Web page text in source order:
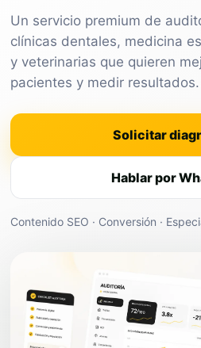
Un servicio premium de
clínicas dentales, medicina
y veterinarias que quieren
pacientes y medir resultados.
Solicitar
Hablar por
Contenido SEO · Conversión ·